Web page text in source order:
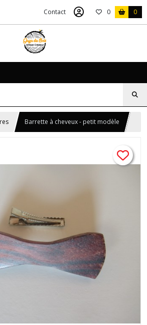
Contact 0 0
Barrette à cheveux - petit modèle